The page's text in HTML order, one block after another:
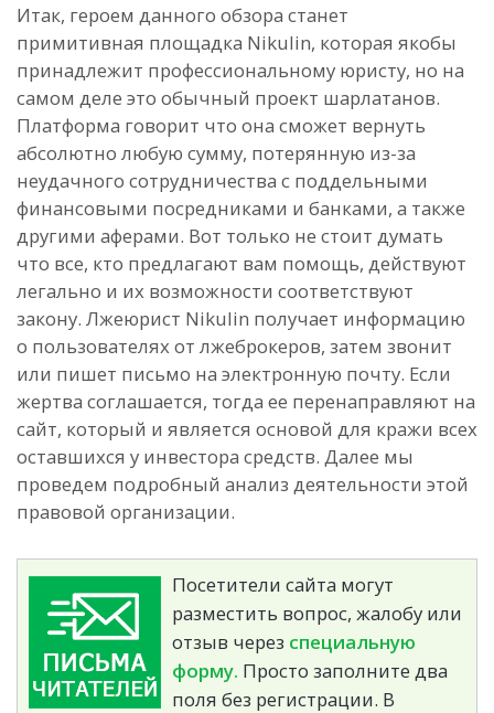
Итак, героем данного обзора станет
примитивная площадка Nikulin, которая якобы
принадлежит профессиональному юристу, но на
самом деле это обычный проект шарлатанов.
Платформа говорит что она сможет вернуть
абсолютно любую сумму, потерянную из-за
неудачного сотрудничества с поддельными
финансовыми посредниками и банками, а также
другими аферами. Вот только не стоит думать
что все, кто предлагают вам помощь, действуют
легально и их возможности соответствуют
закону. Лжеюрист Nikulin получает информацию
о пользователях от лжеброкеров, затем звонит
или пишет письмо на электронную почту. Если
жертва соглашается, тогда ее перенаправляют на
сайт, который и является основой для кражи всех
оставшихся у инвестора средств. Далее мы
проведем подробный анализ деятельности этой
правовой организации.
Посетители сайта могут
разместить вопрос, жалобу или
отзыв через специальную
форму. Просто заполните два
поля без регистрации. В